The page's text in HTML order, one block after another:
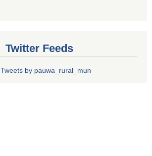
Twitter Feeds
Tweets by pauwa_rural_mun